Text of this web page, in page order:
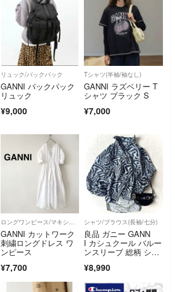
リュック/バックパック
GANNI バックパック
リュック
¥9,000
Tシャツ(半袖/袖なし)
GANNI ラズベリー T
シャツ ブラック S
¥7,000
ロングワンピース/マキシワンピース
GANNI カットワーク
刺繍ロングドレス ワ
ンピース
¥7,700
シャツ/ブラウス(長袖/七分)
良品 ガニー GANN
I カシュクール バルー
ンスリーブ 総柄 シャ
¥8,990